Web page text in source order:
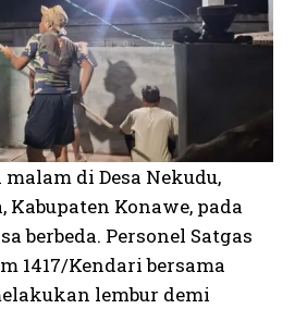
malam di Desa Nekudu,
Kabupaten Konawe, pada
berbeda. Personel Satgas
1417/Kendari bersama
lembur demi